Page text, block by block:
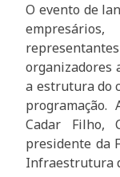
O evento de
organizadores
a estrutura do
Cadar Filho,
presidente da
Infraestrutura